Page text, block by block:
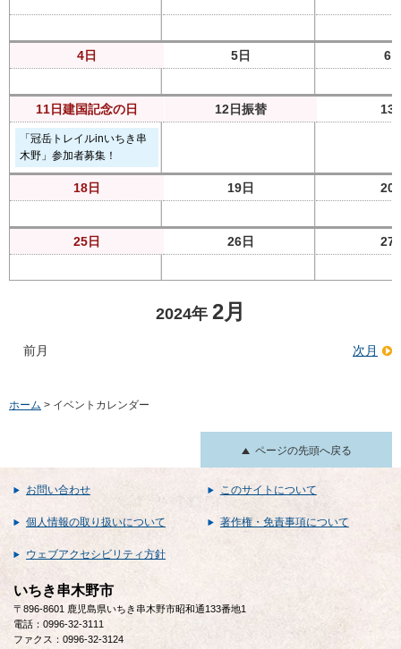
4日 5日 6
11日建国記念の日 12日振替 13
「冠岳トレイルinいちき串
木野」参加者募集！
18日 19日 20
25日 26日 27
前月
2024年 2月
次月
ホーム > イベントカレンダー
ページの先頭へ戻る
お問い合わせ このサイトについて
個人情報の取り扱いについて 著作権・免責事項について
ウェブアクセシビリティ方針
いちき串木野市
〒896-8601 鹿児島県いちき串木野市昭和通133番地1
電話：0996-32-3111
ファクス：0996-32-3124